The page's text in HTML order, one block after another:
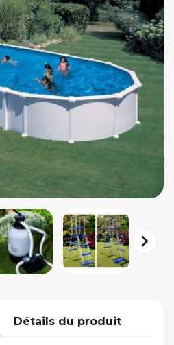

Détails du produit